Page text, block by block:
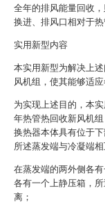
全年的排风能量回收
换进、排风口相对于热
实用新型内容
本实用新型为解决上
风机组，使其能够适
为实现上述目的，本
年热管热回收新风机
换热器本体具有位于
所述蒸发端与冷凝端
在蒸发端的两外侧各
各有一个上静压箱，
离；